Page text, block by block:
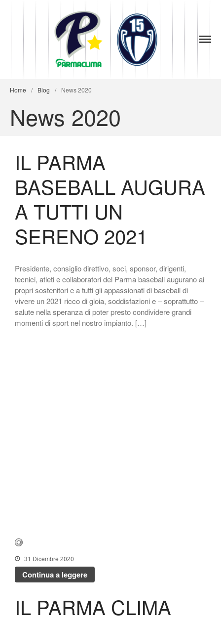
Organigramma
Storia
Palmares
Squadra
Partners
Contatti
Biglietteria
Lo Stadio
Home / Blog / News 2020
News 2020
IL PARMA
BASEBALL AUGURA
A TUTTI UN
SERENO 2021
Presidente, consiglio direttivo, soci, sponsor, dirigenti,
tecnici, atleti e collaboratori del Parma baseball augurano ai
propri sostenitori e a tutti gli appassionati di baseball di
vivere un 2021 ricco di gioia, soddisfazioni e – soprattutto –
salute nella speranza di poter presto condividere grandi
momenti di sport nel nostro impianto. […]
31 Dicembre 2020
Continua a leggere
IL PARMA CLIMA